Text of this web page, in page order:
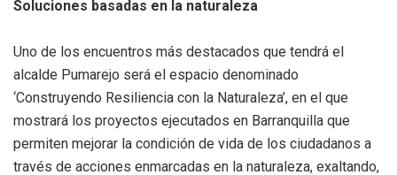
Soluciones basadas en la naturaleza
Uno de los encuentros más destacados que tendrá el
alcalde Pumarejo será el espacio denominado
‘Construyendo Resiliencia con la Naturaleza’, en el que
mostrará los proyectos ejecutados en Barranquilla que
permiten mejorar la condición de vida de los ciudadanos a
través de acciones enmarcadas en la naturaleza, exaltando,